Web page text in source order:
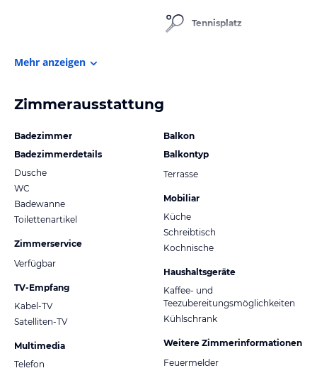
Tennisplatz
Mehr anzeigen
Zimmerausstattung
Badezimmer
Badezimmerdetails
Dusche
WC
Badewanne
Toilettenartikel
Zimmerservice
Verfügbar
TV-Empfang
Kabel-TV
Satelliten-TV
Multimedia
Telefon
Balkon
Balkontyp
Terrasse
Mobiliar
Küche
Schreibtisch
Kochnische
Haushaltsgeräte
Kaffee- und
Teezubereitungsmöglichkeiten
Kühlschrank
Weitere Zimmerinformationen
Feuermelder